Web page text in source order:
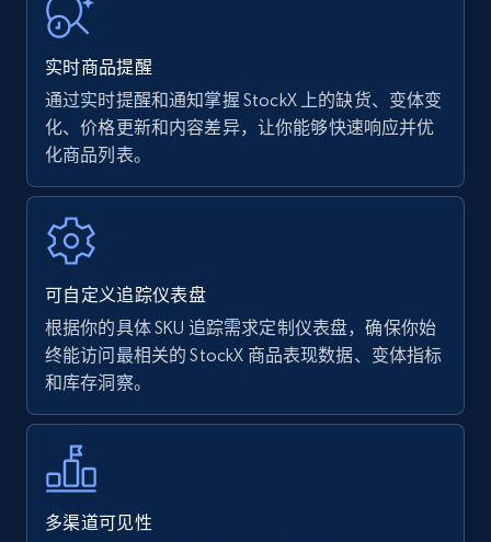
URL, Product name, Product rating, Product
rating object, Product rating max, Rating,
Author name, Asin, and more.
7.4K+ 870+ 立即开始
Walmart - products
Specifications, Image urls, Top reviews, and
more.
5.6K+
Walmart - products - Find new products by
using specific category URL
实时商品提醒
通过实时提醒和通知掌握 StockX 上的缺货、变体变
化、价格更新和内容差异，让你能够快速响应并优
化商品列表。
可自定义追踪仪表盘
根据你的具体 SKU 追踪需求定制仪表盘，确保你始
终能访问最相关的 StockX 商品表现数据、变体指标
和库存洞察。
多渠道可见性